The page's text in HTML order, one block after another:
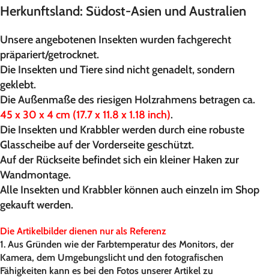
Herkunftsland: Südost-Asien und Australien
Unsere angebotenen Insekten wurden fachgerecht
präpariert/getrocknet.
Die Insekten und Tiere sind nicht genadelt, sondern
geklebt.
Die Außenmaße des riesigen Holzrahmens betragen ca.
45 x 30 x 4 cm (17.7 x 11.8 x 1.18 inch).
Die Insekten und Krabbler werden durch eine robuste
Glasscheibe auf der Vorderseite geschützt.
Auf der Rückseite befindet sich ein kleiner Haken zur
Wandmontage.
Alle Insekten und Krabbler können auch einzeln im Shop
gekauft werden.
Die Artikelbilder dienen nur als Referenz
1. Aus Gründen wie der Farbtemperatur des Monitors, der
Kamera, dem Umgebungslicht und den fotografischen
Fähigkeiten kann es bei den Fotos unserer Artikel zu